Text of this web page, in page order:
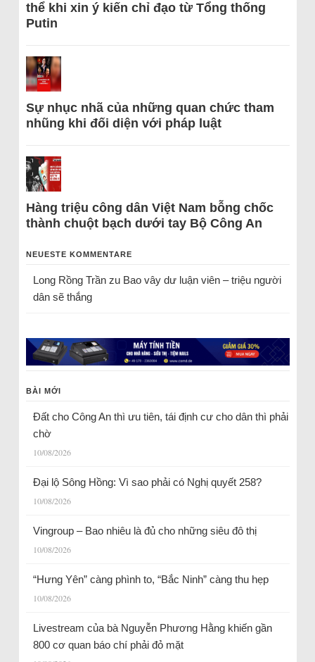
thể khi xin ý kiến chỉ đạo từ Tổng thống
Putin
Sự nhục nhã của những quan chức tham
nhũng khi đối diện với pháp luật
Hàng triệu công dân Việt Nam bỗng chốc
thành chuột bạch dưới tay Bộ Công An
NEUESTE KOMMENTARE
Long Rồng Trầnzu Bao vây dư luận viên – triệu người
dân sẽ thắng
BÀI MỚI
Đất cho Công An thì ưu tiên, tái định cư cho dân thì phải
chờ
10/08/2026
Đại lộ Sông Hồng: Vì sao phải có Nghị quyết 258?
10/08/2026
Vingroup – Bao nhiêu là đủ cho những siêu đô thị
10/08/2026
“Hưng Yên” càng phình to, “Bắc Ninh” càng thu hẹp
10/08/2026
Livestream của bà Nguyễn Phương Hằng khiến gần
800 cơ quan báo chí phải đỏ mặt